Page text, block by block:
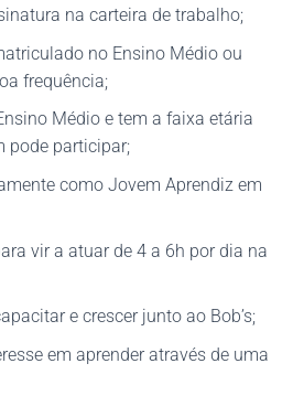
na carteira de trabalho;
no Ensino Médio ou
frequência;
Médio e tem a faixa etária
pode participar;
como Jovem Aprendiz em
vir a atuar de 4 a 6h por dia na
e crescer junto ao Bob’s;
em aprender através de uma